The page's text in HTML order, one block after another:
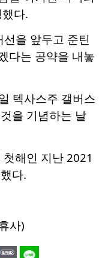
다.
을 앞두고 준틴
다는 공약을 내놓
텍사스주 갤버스
을 기념하는 날
해인 지난 2021
다.
사)